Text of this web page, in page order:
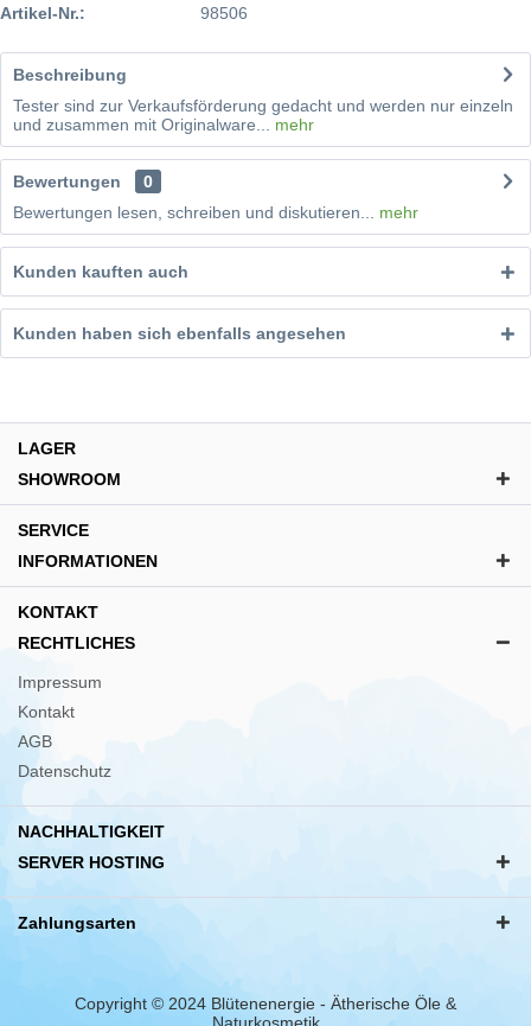
Artikel-Nr.: 98506
Beschreibung
Tester sind zur Verkaufsförderung gedacht und werden nur einzeln
und zusammen mit Originalware... mehr
Bewertungen
0
Bewertungen lesen, schreiben und diskutieren... mehr
Kunden kauften auch
Kunden haben sich ebenfalls angesehen
LAGER
SHOWROOM
SERVICE
INFORMATIONEN
KONTAKT
RECHTLICHES
Impressum
Kontakt
AGB
Datenschutz
NACHHALTIGKEIT
SERVER HOSTING
Zahlungsarten
Copyright © 2024 Blütenenergie - Ätherische Öle &